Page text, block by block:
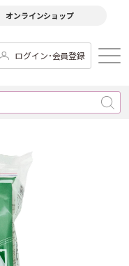
オンラインショップ
ログイン･会員登録